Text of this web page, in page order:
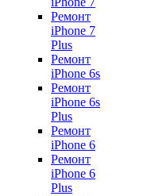
Ремонт
iPhone 7
Plus
Ремонт
iPhone 6s
Ремонт
iPhone 6s
Plus
Ремонт
iPhone 6
Ремонт
iPhone 6
Plus